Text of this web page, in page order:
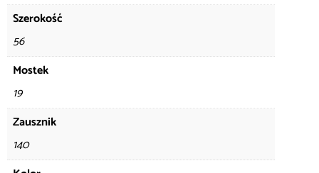
Szerokość
56
Mostek
19
Zausznik
140